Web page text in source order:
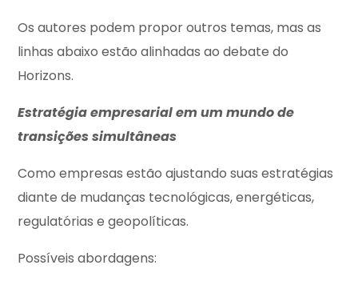
Os autores podem propor outros temas, mas as
linhas abaixo estão alinhadas ao debate do
Horizons.
Estratégia empresarial em um mundo de
transições simultâneas
Como empresas estão ajustando suas estratégias
diante de mudanças tecnológicas, energéticas,
regulatórias e geopolíticas.
Possíveis abordagens: